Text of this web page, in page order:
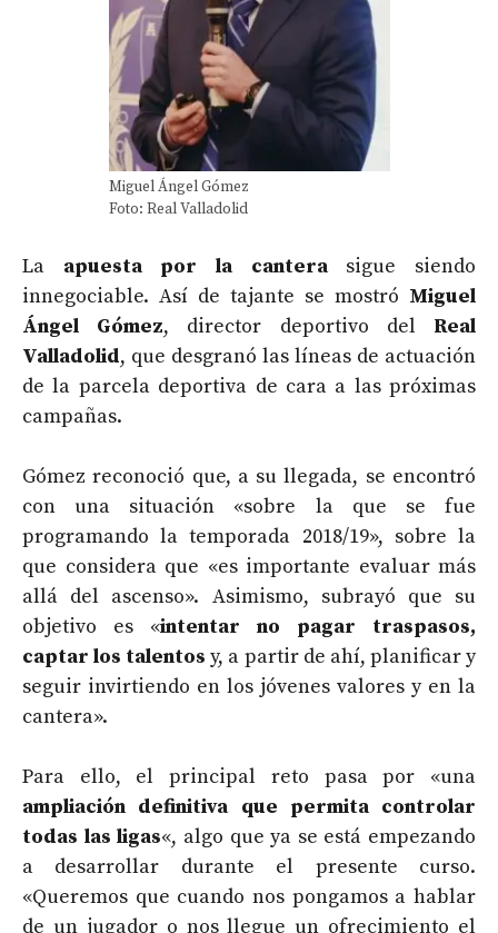
Miguel Ángel Gómez
Foto: Real Valladolid
La apuesta por la canterasigue siendo
innegociable. Así de tajante se mostró Miguel
Ángel Gómez, director deportivo del Real
Valladolid, que desgranó las líneas de actuación
de la parcela deportiva de cara a las próximas
campañas.
Gómez reconoció que, a su llegada, se encontró
con una situación «sobre la que se fue
programando la temporada 2018/19», sobre la
que considera que «es importante evaluar más
allá del ascenso». Asimismo, subrayó que su
objetivo es «intentar no pagar traspasos,
captar los talentos y, a partir de ahí, planificar y
seguir invirtiendo en los jóvenes valores y en la
cantera».
Para ello, el principal reto pasa por «una
ampliación definitiva que permita controlar
todas las ligas«, algo que ya se está empezando
a desarrollar durante el presente curso.
«Queremos que cuando nos pongamos a hablar
de un jugador o nos llegue un ofrecimiento el